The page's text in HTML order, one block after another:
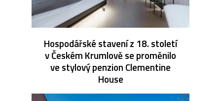
Hospodářské stavení z 18. století
v Českém Krumlově se proměnilo
ve stylový penzion Clementine
House